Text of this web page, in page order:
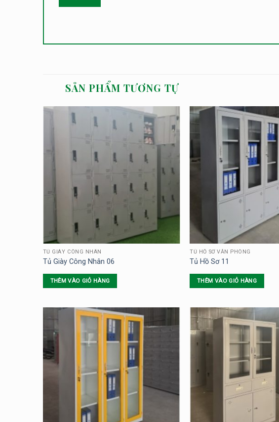
SẢN PHẨM TƯƠNG TỰ
TỦ GIÀY CÔNG NHÂN
Tủ Giày Công Nhân 06
THÊM VÀO GIỎ HÀNG
TỦ HỒ SƠ VĂN PHÒNG
Tủ Hồ Sơ 11
THÊM VÀO GIỎ HÀNG